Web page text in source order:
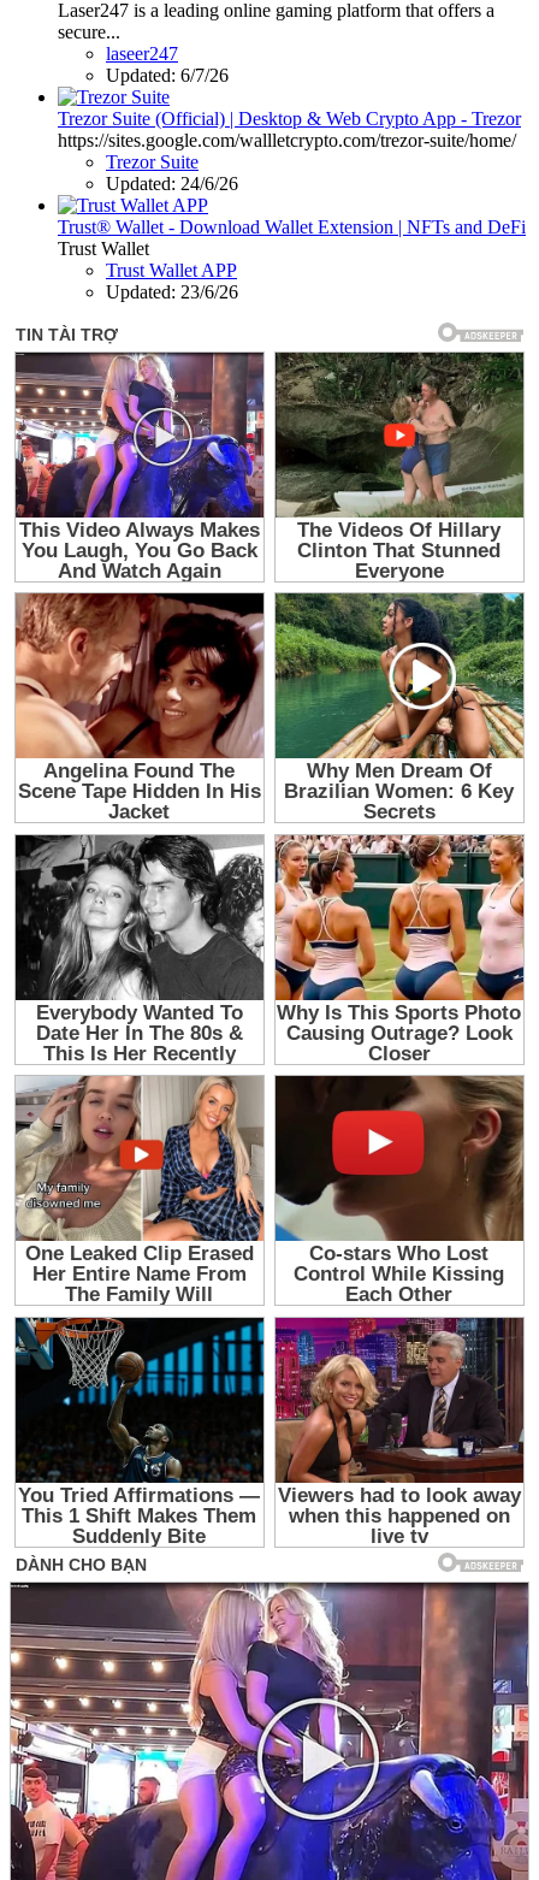
Laser247 is a leading online gaming platform that offers a
secure...
laseer247
Updated: 6/7/26
Trezor Suite (Official) | Desktop & Web Crypto App - Trezor
https://sites.google.com/wallletcrypto.com/trezor-suite/home/
Trezor Suite
Updated: 24/6/26
Trust® Wallet - Download Wallet Extension | NFTs and DeFi
Trust Wallet
Trust Wallet APP
Updated: 23/6/26